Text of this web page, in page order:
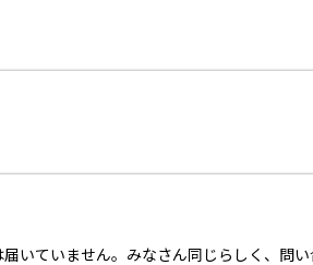
ていません。みなさん同じらしく、問い